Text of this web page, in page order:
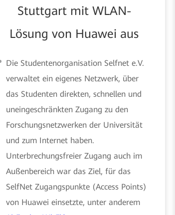
Stuttgart mit WLAN-
Lösung von Huawei aus
Die Studentenorganisation Selfnet e.V.
verwaltet ein eigenes Netzwerk, über
das Studenten direkten, schnellen und
uneingeschränkten Zugang zu den
Forschungsnetzwerken der Universität
und zum Internet haben.
Unterbrechungsfreier Zugang auch im
Außenbereich war das Ziel, für das
SelfNet Zugangspunkte (Access Points)
von Huawei einsetzte, unter anderem